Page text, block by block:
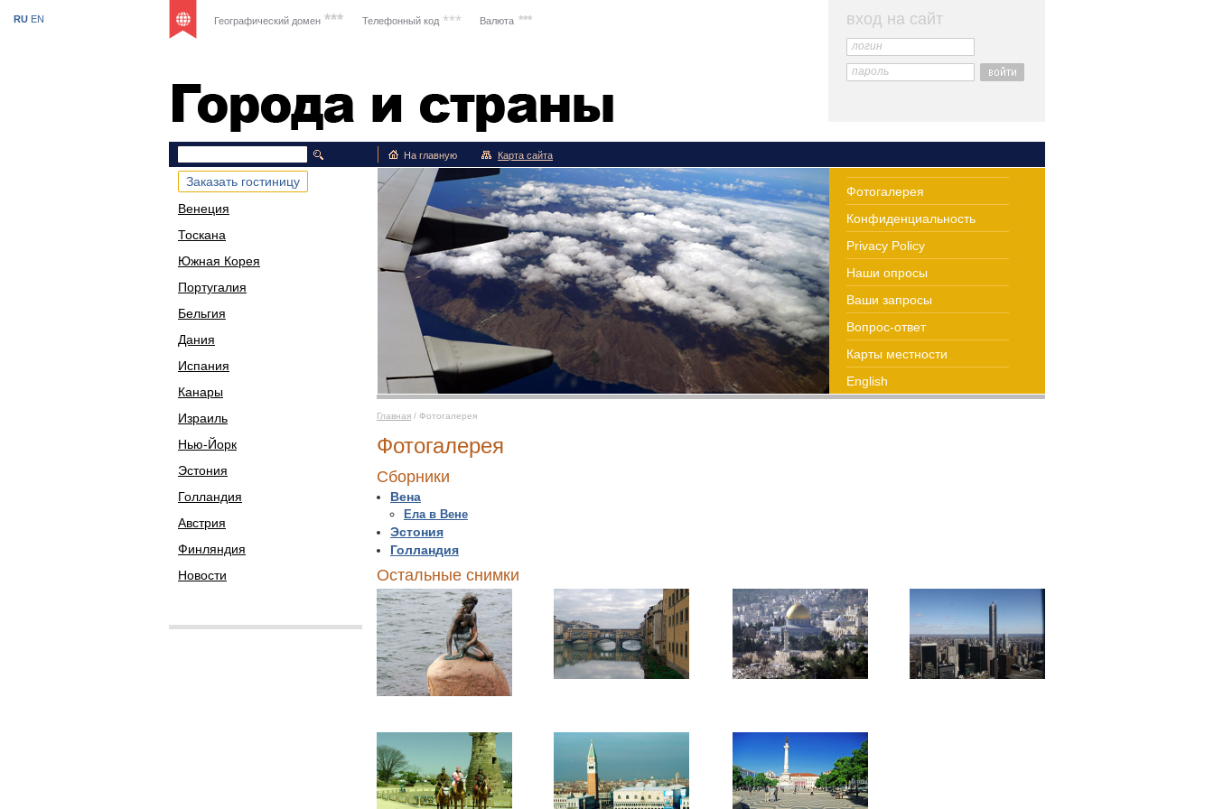
Путешествия
Географический домен *** Телефонный код *** Валюта ***
RU EN вход на сайт
логин
пароль
На главную Карта сайта
Заказать гостиницу
Венеция
Тоскана
Южная Корея
Португалия
Бельгия
Дания
Испания
Канары
Израиль
Нью-Йорк
Эстония
Голландия
Австрия
Финляндия
Новости
Фотогалерея
Конфиденциальность
Privacy Policy
Наши опросы
Ваши запросы
Вопрос-ответ
Карты местности
English
Главная / Фотогалерея
Фотогалерея
Сборники
Вена
Ела в Вене
Эстония
Голландия
Остальные снимки